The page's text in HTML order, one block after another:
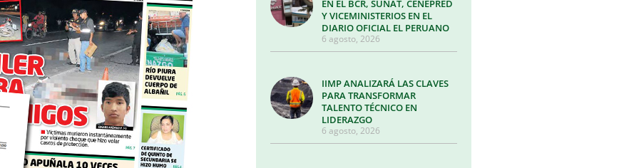
EN EL BCR, SUNAT, CENEPRED
Y VICEMINISTERIOS EN EL
DIARIO OFICIAL EL PERUANO
6 agosto, 2026
IIMP ANALIZARÁ LAS CLAVES
PARA TRANSFORMAR
TALENTO TÉCNICO EN
LIDERAZGO
6 agosto, 2026